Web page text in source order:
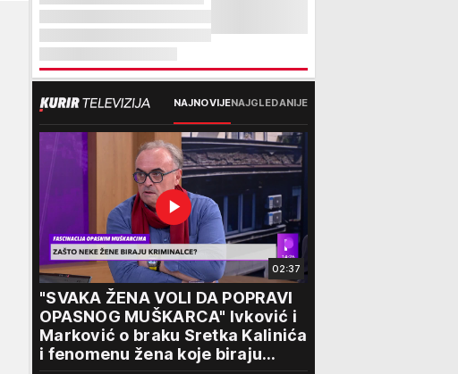
NAJNOVIJENAJGLEDANIJE
02:37
"SVAKA ŽENA VOLI DA POPRAVI
OPASNOG MUŠKARCA" Ivković i
Marković o braku Sretka Kalinića
i fenomenu žena koje biraju